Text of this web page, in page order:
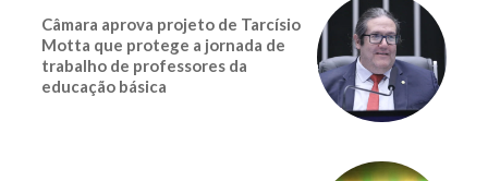
Câmara aprova projeto de Tarcísio
Motta que protege a jornada de
trabalho de professores da
educação básica